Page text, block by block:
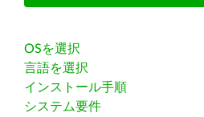
OSを選択
言語を選択
インストール手順
システム要件